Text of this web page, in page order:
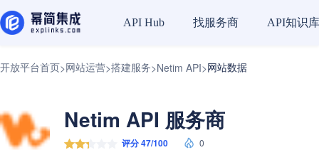
API Hub 找服务商 API知识库
开放平台首页>网站运营>搭建服务>Netim API>网站数据
Netim API 服务商
评分 47/100 0